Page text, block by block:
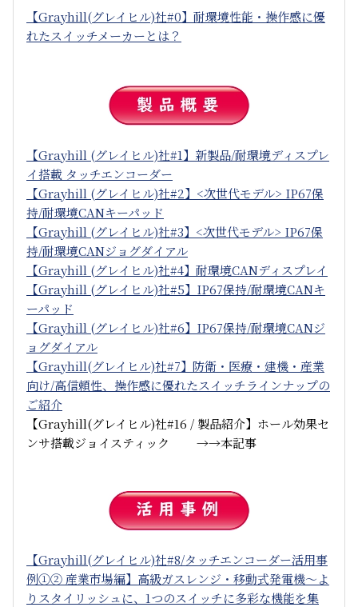
【Grayhill(グレイヒル)社#0】耐環境性能・操作感に優
れたスイッチメーカーとは？
【Grayhill (グレイヒル)社#1】新製品/耐環境ディスプレ
イ搭載 タッチエンコーダー
【Grayhill (グレイヒル)社#2】<次世代モデル> IP67保
持/耐環境CANキーパッド
【Grayhill (グレイヒル)社#3】<次世代モデル> IP67保
持/耐環境CANジョグダイアル
【Grayhill (グレイヒル)社#4】耐環境CANディスプレイ
【Grayhill (グレイヒル)社#5】IP67保持/耐環境CANキ
ーパッド
【Grayhill (グレイヒル)社#6】IP67保持/耐環境CANジ
ョグダイアル
【Grayhill(グレイヒル)社#7】防衛・医療・建機・産業
向け/高信頼性、操作感に優れたスイッチラインナップの
ご紹介
【Grayhill(グレイヒル)社#16 / 製品紹介】ホール効果セ
ンサ搭載ジョイスティック →→本記事
【Grayhill(グレイヒル)社#8/タッチエンコーダー活用事
例①② 産業市場編】高級ガスレンジ・移動式発電機～よ
りスタイリッシュに、1つのスイッチに多彩な機能を集